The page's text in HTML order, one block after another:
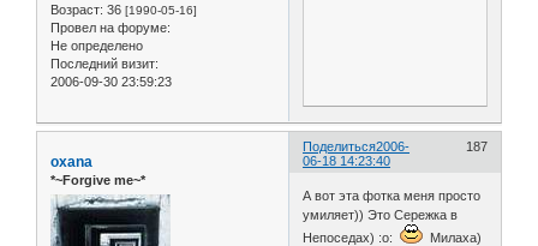
Возраст: 36 [1990-05-16]
Провел на форуме:
Не определено
Последний визит:
2006-09-30 23:59:23
Поделиться 187
2006-
06-18 14:23:40
oxana
*~Forgive me~*
А вот эта фотка меня просто
умиляет)) Это Сережка в
Непоседах) :o:
Милаха)